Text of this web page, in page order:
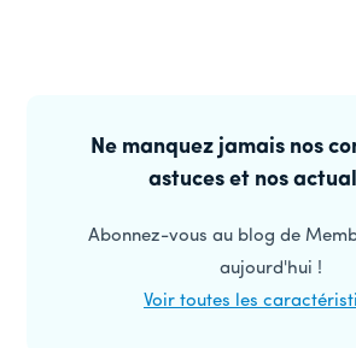
latérale
principale
Ne manquez jamais nos
astuces et nos
Abonnez-vous au blog de
aujourd'hui !
Voir toutes les